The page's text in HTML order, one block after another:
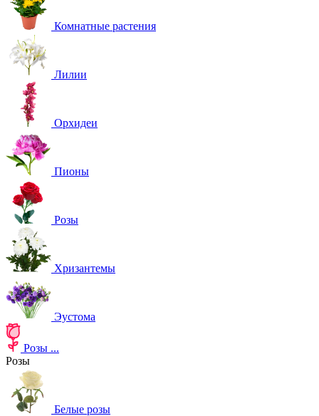
Комнатные растения
Лилии
Орхидеи
Пионы
Розы
Хризантемы
Эустома
Розы ...
Розы
Белые розы